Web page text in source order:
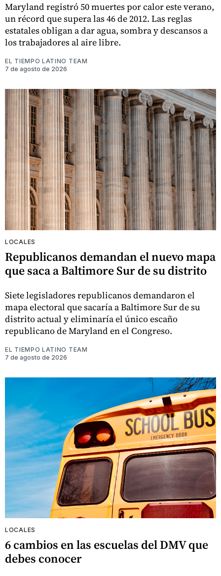
Maryland registró 50 muertes por calor este verano,
un récord que supera las 46 de 2012. Las reglas
estatales obligan a dar agua, sombra y descansos a
los trabajadores al aire libre.
EL TIEMPO LATINO TEAM
7 de agosto de 2026
LOCALES
Republicanos demandan el nuevo mapa
que saca a Baltimore Sur de su distrito
Siete legisladores republicanos demandaron el
mapa electoral que sacaría a Baltimore Sur de su
distrito actual y eliminaría el único escaño
republicano de Maryland en el Congreso.
EL TIEMPO LATINO TEAM
7 de agosto de 2026
LOCALES
6 cambios en las escuelas del DMV que
debes conocer